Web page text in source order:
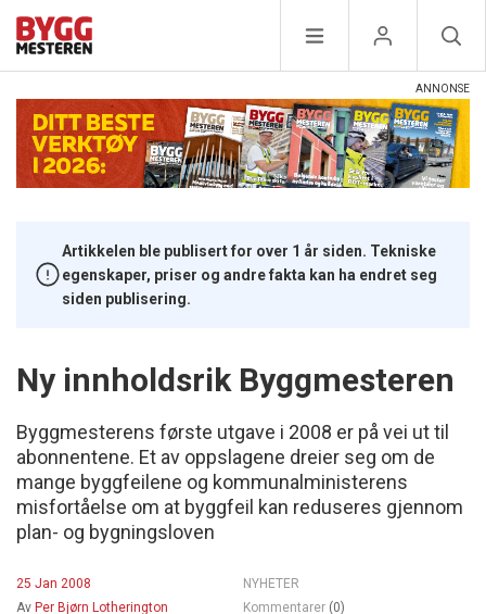
Artikkelen ble publisert for over 1 år siden. Tekniske
egenskaper, priser og andre fakta kan ha endret seg
siden publisering.
Ny innholdsrik Byggmesteren
Byggmesterens første utgave i 2008 er på vei ut til
abonnentene. Et av oppslagene dreier seg om de
mange byggfeilene og kommunalministerens
misfortåelse om at byggfeil kan reduseres gjennom
plan- og bygningsloven
25 Jan 2008
NYHETER
Av Per Bjørn Lotherington Kommentarer (0)